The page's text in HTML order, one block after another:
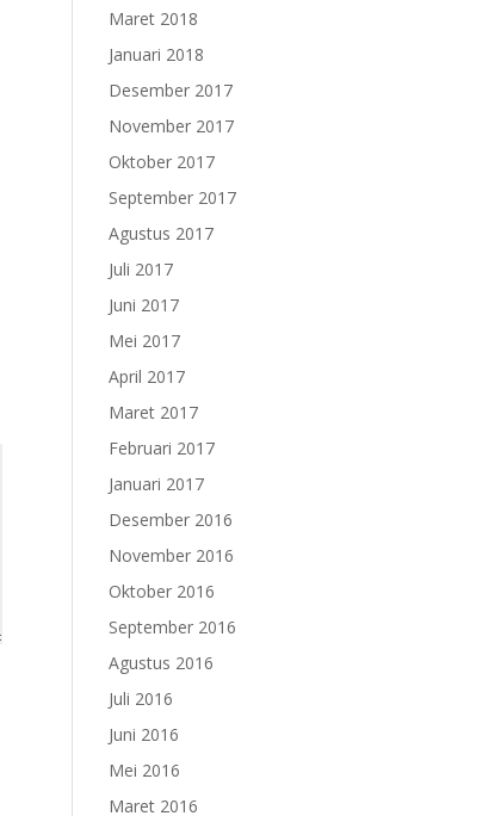
Maret 2018
Januari 2018
Desember 2017
November 2017
Oktober 2017
September 2017
Agustus 2017
Juli 2017
Juni 2017
Mei 2017
April 2017
Maret 2017
Februari 2017
Januari 2017
Desember 2016
November 2016
Oktober 2016
September 2016
Agustus 2016
Juli 2016
Juni 2016
Mei 2016
Maret 2016